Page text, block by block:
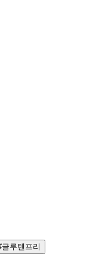
글루텐프리